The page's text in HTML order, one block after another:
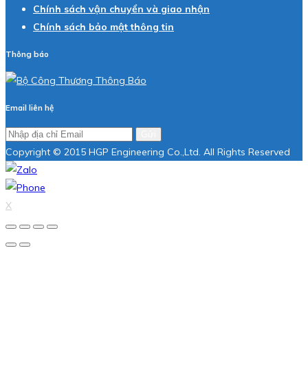
Chính sách vận chuyển và giao nhận
Chính sách bảo mật thông tin
Thông báo
Email liên hệ
Copyright © 2015 HGP Engineering Co.,Ltd. All Rights Reserved
X